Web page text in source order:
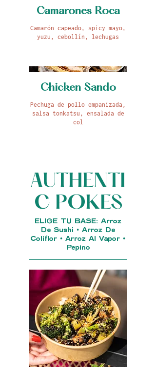
Camarones Roca
Camarón capeado, spicy mayo,
yuzu, cebollín, lechugas
Chicken Sando
Pechuga de pollo empanizada,
salsa tonkatsu, ensalada de
col
AUTHENTI
C POKES
ELIGE TU BASE: Arroz
De Sushi • Arroz De
Coliflor • Arroz Al Vapor •
Pepino